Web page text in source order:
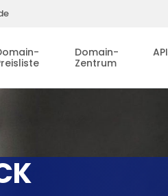
Domain-
Zentrum
API